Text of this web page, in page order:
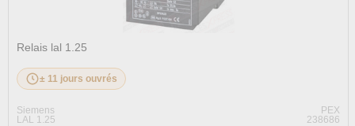
Relais lal 1.25
± 11 jours ouvrés
Siemens
PEX
LAL 1.25
238686